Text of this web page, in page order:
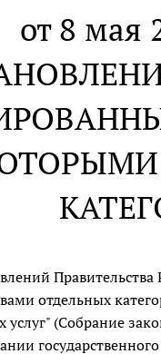
от 8 мая
отдельных
услуг" (Собрание